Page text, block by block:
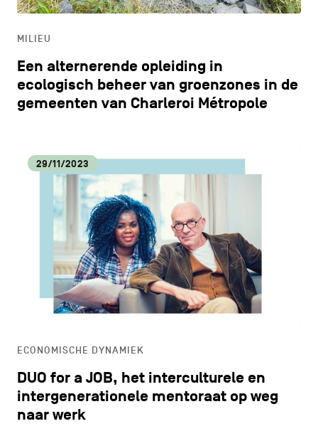
ONDERWIJS
ONTDEKKEN
MILIEU
Een alternerende opleiding in
ecologisch beheer van groenzones in de
gemeenten van Charleroi Métropole
29/11/2023
ECONOMISCHE DYNAMIEK
DUO for a JOB, het interculturele en
intergenerationele mentoraat op weg
naar werk